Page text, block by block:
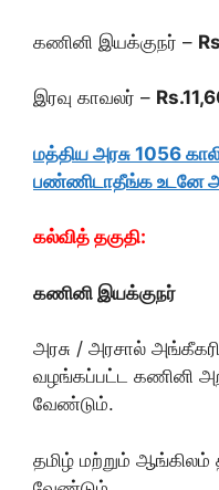
கணினி இயக்குநர் –
இரவு காவலர் –
மத்திய அரசு 1056
பண்ணிடாதீங்க உடனே
கல்வித் தகுதி:
கணினி இயக்குநர்
அரசு / அரசால்
வழங்கப்பட்ட கணினி
வேண்டும்.
தமிழ் மற்றும் ஆங்கிலம்